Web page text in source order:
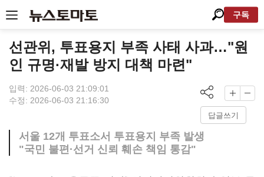
구독
선관위, 투표용지 부족 사태 사과…"원
인 규명·재발 방지 대책 마련"
입력: 2026-06-03 21:09:01
수정: 2026-06-03 21:16:30
답글쓰기
서울 12개 투표소서 투표용지 부족 발생
"국민 불편·선거 신뢰 훼손 책임 통감"